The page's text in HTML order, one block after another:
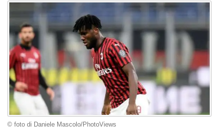
© foto di Daniele Mascolo/PhotoViews